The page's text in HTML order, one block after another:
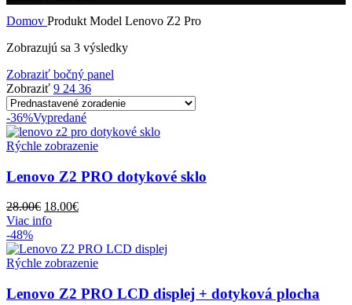
Domov Produkt Model Lenovo Z2 Pro
Zobrazujú sa 3 výsledky
Zobraziť bočný panel
Zobraziť 9 24 36
-36%Vypredané
Rýchle zobrazenie
Lenovo Z2 PRO dotykové sklo
28.00€ Pôvodná
cena
28.00€.
18.00€Aktuálna
18.00€.
Viac info
-48%
Rýchle zobrazenie
Lenovo Z2 PRO LCD displej + dotyková plocha